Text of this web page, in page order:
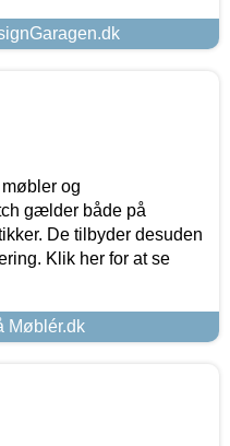
og
gælder både på
De tilbyder desuden
Klik her for at se
Møblér.dk